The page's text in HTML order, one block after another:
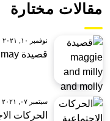
مقالات مختارة
نوفمبر ١٠, ٢٠٢١
قصيدة maggie and milly and molly and may
سبتمبر ٠٧, ٢٠٢١
الحركات